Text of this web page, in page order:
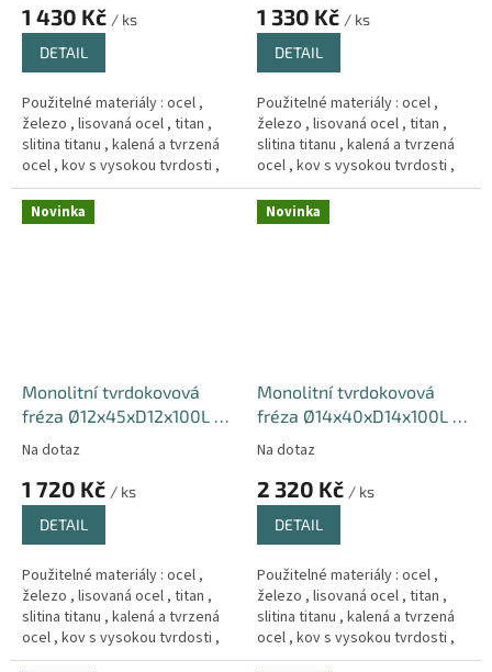
1 430 Kč / ks
DETAIL
Použitelné materiály : ocel ,
železo , lisovaná ocel , titan ,
slitina titanu , kalená a tvrzená
ocel , kov s vysokou tvrdosti ,
Měd´ , litina .
1 330 Kč / ks
DETAIL
Použitelné materiály : ocel ,
železo , lisovaná ocel , titan ,
slitina titanu , kalená a tvrzená
ocel , kov s vysokou tvrdosti ,
Měd´ , litina .
Novinka
Monolitní tvrdokovová
fréza Ø12x45xD12x100L (
Na dotaz
1 720 Kč / ks
DETAIL
Použitelné materiály : ocel ,
železo , lisovaná ocel , titan ,
slitina titanu , kalená a tvrzená
ocel , kov s vysokou tvrdosti ,
Měd´ , litina .
Novinka
Monolitní tvrdokovová
fréza Ø14x40xD14x100L (
Na dotaz
2 320 Kč / ks
DETAIL
Použitelné materiály : ocel ,
železo , lisovaná ocel , titan ,
slitina titanu , kalená a tvrzená
ocel , kov s vysokou tvrdosti ,
Měd´ , litina .